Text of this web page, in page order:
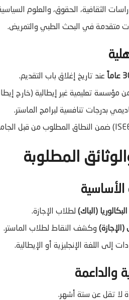
الثقافية، الحقوق، والعلوم
متقدمة في البحث الطبي والتمريض.
عند تاريخ إغلاق باب التقديم.
تعليمية غير إيطالية (خارج
بدرجات تنافسية لبرامج الماستر.
المطلوبة
الأساسية
(الباك) لطلاب الإجازة.
وكشف النقاط لطلاب الماستر.
إلى اللغة الإنجليزية أو الإيطالية.
والداعمة
لا تقل عن ستة أشهر.